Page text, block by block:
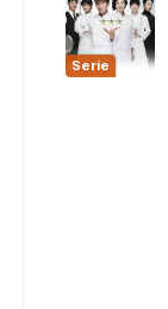
Serie